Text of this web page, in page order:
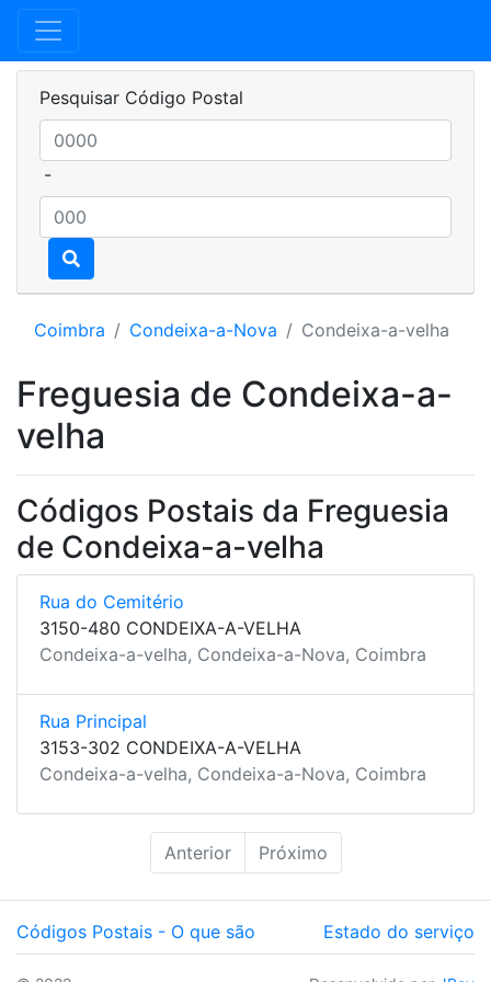
Pesquisar Código Postal
-
Coimbra Condeixa-a-Nova Condeixa-a-velha
Freguesia de Condeixa-a-
velha
Códigos Postais da Freguesia
de Condeixa-a-velha
Rua do Cemitério
3150-480 CONDEIXA-A-VELHA
Condeixa-a-velha, Condeixa-a-Nova, Coimbra
Rua Principal
3153-302 CONDEIXA-A-VELHA
Condeixa-a-velha, Condeixa-a-Nova, Coimbra
Anterior Próximo
Códigos Postais - O que são Estado do serviço